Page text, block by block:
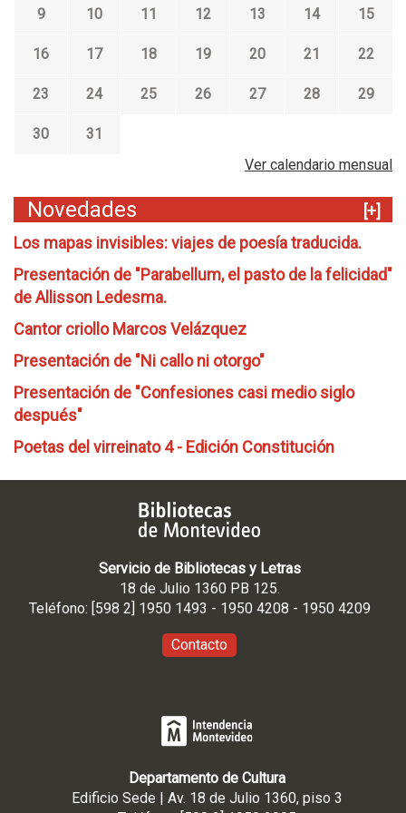
9 10 11 12 13 14 15
16 17 18 19 20 21 22
23 24 25 26 27 28 29
30
31
Ver calendario mensual
Novedades
[+]
Los mapas invisibles: viajes de poesía traducida.
Presentación de "Parabellum, el pasto de la felicidad"
de Allisson Ledesma.
Cantor criollo Marcos Velázquez
Presentación de "Ni callo ni otorgo"
Presentación de "Confesiones casi medio siglo
después"
Poetas del virreinato 4 - Edición Constitución
Servicio de Bibliotecas y Letras
18 de Julio 1360 PB 125.
Teléfono: [598 2] 1950 1493 - 1950 4208 - 1950 4209
Contacto
Departamento de Cultura
Edificio Sede | Av. 18 de Julio 1360, piso 3